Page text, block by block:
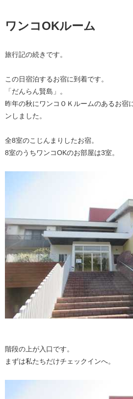
ワンコOKルーム
旅行記の続きです。
この日宿泊するお宿に到着です。
「だんらん賢島」。
昨年の秋にワンコＯＫルームのあるお宿
ンしました。
全8室のこじんまりしたお宿。
8室のうちワンコOKのお部屋は3室。
階段の上が入口です。
まずは私たちだけチェックインへ。